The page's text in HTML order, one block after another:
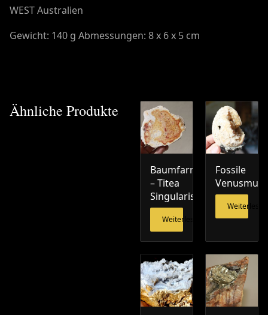
WEST Australien
Gewicht: 140 g Abmessungen: 8 x 6 x 5 cm
Ähnliche Produkte
Baumfarn
– Titea
Singularis
Weiterlesen
Fossile
Weiterlesen